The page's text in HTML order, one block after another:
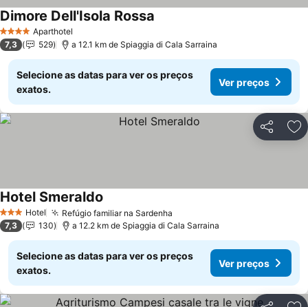
4 EstrelasAparthotel
Dimore Dell'Isola Rossa
7,3 529 a 12.1 km de Spiaggia di Cala Sarraina
Selecione as datas para ver os preços
exatos.
Ver preços
Partilhar
3 EstrelasHotel Refúgio familiar na Sardenha
Hotel Smeraldo
7,3 130 a 12.2 km de Spiaggia di Cala Sarraina
Selecione as datas para ver os preços
exatos.
Ver preços